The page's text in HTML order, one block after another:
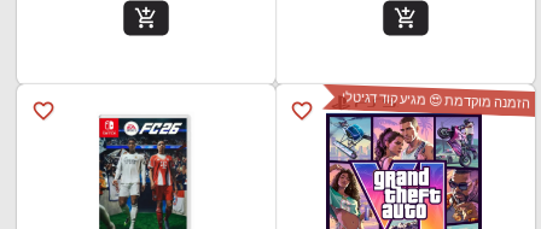
add_shopping_cart
add_shopping_cart
favorite_border הזמנה מוקדמת 😍 מגיע קוד דגיטלי favorite_border